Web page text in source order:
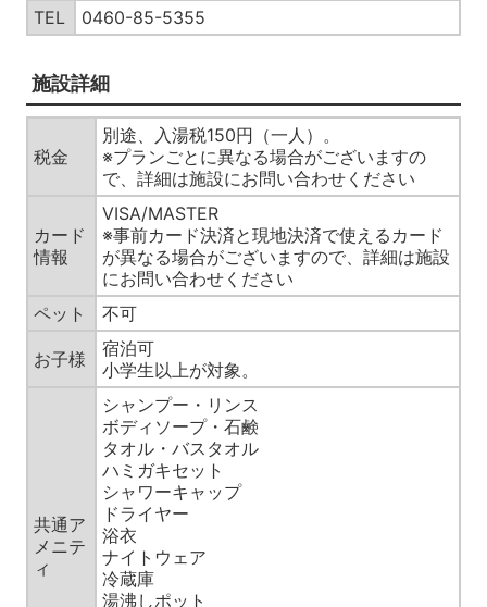
TEL
0460-85-5355
施設詳細
税金
別途、入湯税150円（一人）。
※プランごとに異なる場合がございますの
で、詳細は施設にお問い合わせください
カード
情報
VISA/MASTER
※事前カード決済と現地決済で使えるカード
が異なる場合がございますので、詳細は施設
にお問い合わせください
ペット
不可
お子様
宿泊可
小学生以上が対象。
共通ア
メニテ
ィ
シャンプー・リンス
ボディソープ・石鹸
タオル・バスタオル
ハミガキセット
シャワーキャップ
ドライヤー
浴衣
ナイトウェア
冷蔵庫
湯沸しポット